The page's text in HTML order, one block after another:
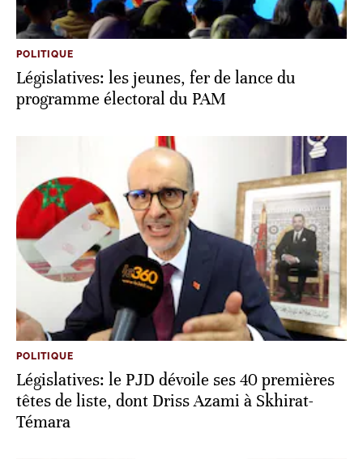
POLITIQUE
Législatives: les jeunes, fer de lance du
programme électoral du PAM
POLITIQUE
Législatives: le PJD dévoile ses 40 premières
têtes de liste, dont Driss Azami à Skhirat-
Témara